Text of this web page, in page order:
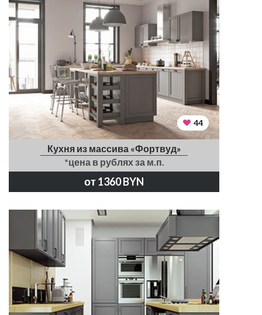
44
Кухня из массива «Фортвуд»
*цена в рублях за м.п.
от 1360 BYN